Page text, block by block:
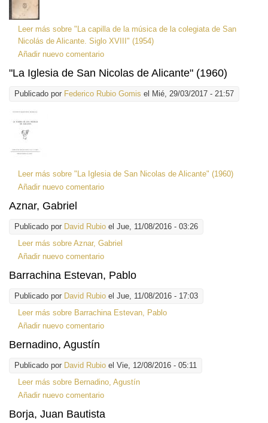
Leer más sobre "La capilla de la música de la colegiata de San
Nicolás de Alicante. Siglo XVIII" (1954)
Añadir nuevo comentario
"La Iglesia de San Nicolas de Alicante" (1960)
Publicado por Federico Rubio Gomis el Mié, 29/03/2017 - 21:57
Leer más sobre "La Iglesia de San Nicolas de Alicante" (1960)
Añadir nuevo comentario
Aznar, Gabriel
Publicado por David Rubio el Jue, 11/08/2016 - 03:26
Leer más sobre Aznar, Gabriel
Añadir nuevo comentario
Barrachina Estevan, Pablo
Publicado por David Rubio el Jue, 11/08/2016 - 17:03
Leer más sobre Barrachina Estevan, Pablo
Añadir nuevo comentario
Bernadino, Agustín
Publicado por David Rubio el Vie, 12/08/2016 - 05:11
Leer más sobre Bernadino, Agustín
Añadir nuevo comentario
Borja, Juan Bautista